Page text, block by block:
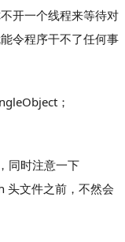
开一个线程来等待对
令程序干不了任何事
；
同时注意一下
头文件之前，不然会